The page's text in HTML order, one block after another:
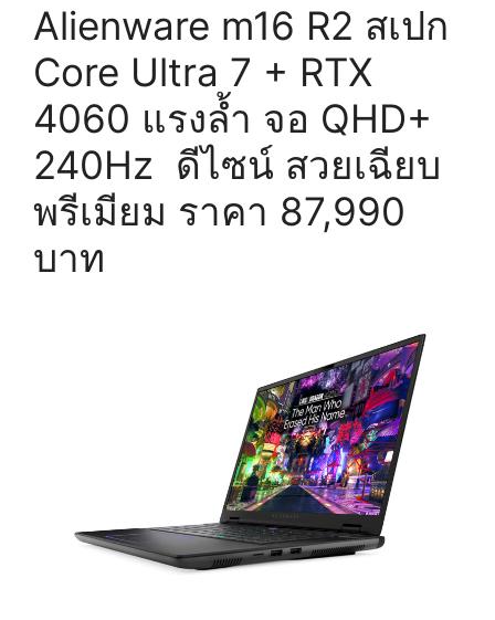
Alienware m16 R2 สเปก
Core Ultra 7 + RTX
4060 แรงล้ำ จอ QHD+
240Hz ดีไซน์ สวยเฉียบ
พรีเมียม ราคา 87,990
บาท